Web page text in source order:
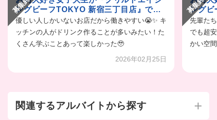
ングビーフTOKYO 新宿三丁目店』でキ
ッチンバイトするvog
優しい人しかいないお店だから働きやすい😭✨ キ
ッチンの人がドリンク作ることが多いみたい！た
くさん学ぶことあって楽しかった🥹
2026年02月25日
ングビ
トvlog
先輩た
でも超
かい空
関連するアルバイトから探す